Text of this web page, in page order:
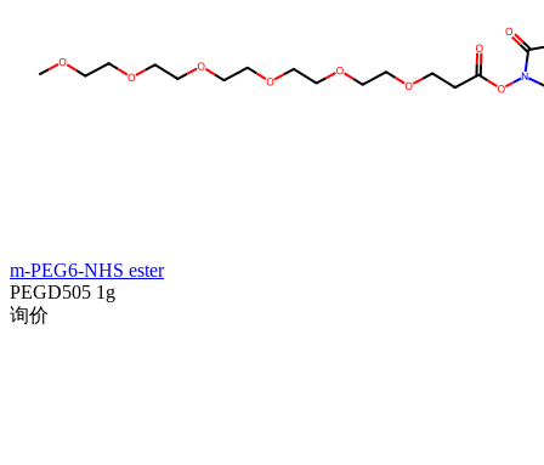
m-PEG6-NHS ester
PEGD505 1g
询价